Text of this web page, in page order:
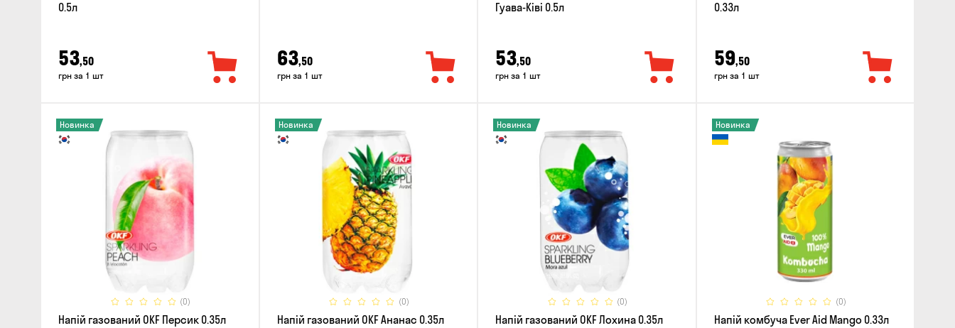
0.5л
53,50
грн за 1 шт
63,50
грн за 1 шт
Гуава-Ківі 0.5л
53,50
грн за 1 шт
0.33л
59,50
грн за 1 шт
(0)
Новинка
Напій газований OKF Персик 0.35л
(0)
Новинка
Напій газований OKF Ананас 0.35л
(0)
Новинка
Напій газований OKF Лохина 0.35л
(0)
Новинка
Напій комбуча Ever Aid Mango 0.33л